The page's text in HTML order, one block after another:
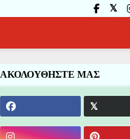
ΑΚΟΛΟΥΘΗΣΤΕ ΜΑΣ